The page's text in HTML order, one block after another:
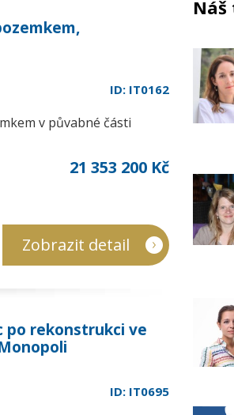
ID: IT0162
v půvabné části
21 353 200 Kč
Zobrazit detail
po rekonstrukci ve
ID: IT0695
Náš